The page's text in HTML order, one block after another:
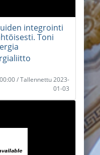
integrointi
Toni
/ Tallennettu 2023-
01-03